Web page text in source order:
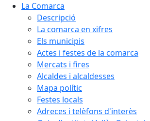
La Comarca
Descripció
La comarca en xifres
Els municipis
Actes i festes de la comarca
Mercats i fires
Alcaldes i alcaldesses
Mapa polític
Festes locals
Adreces i telèfons d'interès